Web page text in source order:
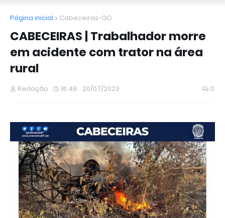
Página inicial Cabeceiras-GO
CABECEIRAS | Trabalhador morre
em acidente com trator na área
rural
Redação 16:48 20/07/2023 0